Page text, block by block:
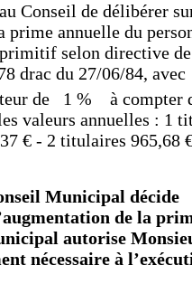
Conseil de délibérer
prime annuelle du
selon directive
drac du 27/06/84, avec
de 1 % à compter
valeurs annuelles : 1
€ - 2 titulaires 965,68
Municipal décide
de la
autorise
nécessaire à